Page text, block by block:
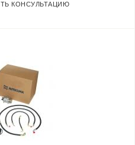
КОНСУЛЬТАЦИЮ